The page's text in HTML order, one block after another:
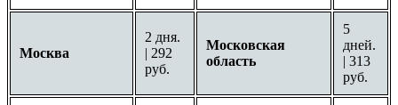
Москва
2 дня.
| 292
руб.
Московская
область
5
дней.
| 313
руб.